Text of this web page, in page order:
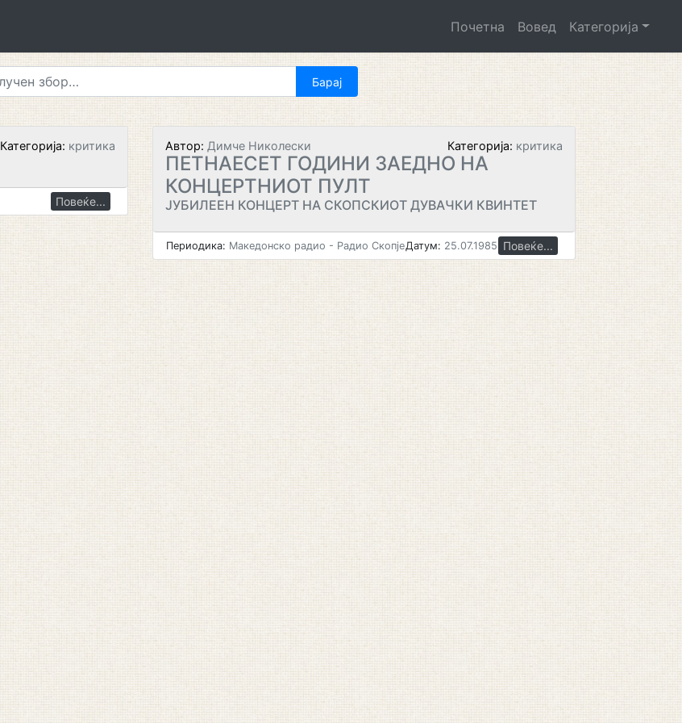
Почетна Вовед Категорија
Категорија: критика
Повеќе...
Автор: Димче Николески Категорија: критика
ПЕТНАЕСЕТ ГОДИНИ ЗАЕДНО НА
КОНЦЕРТНИОТ ПУЛТ
ЈУБИЛЕЕН КОНЦЕРТ НА СКОПСКИОТ ДУВАЧКИ КВИНТЕТ
Периодика: Македонско радио - Радио СкопјеДатум: 25.07.1985 Повеќе...